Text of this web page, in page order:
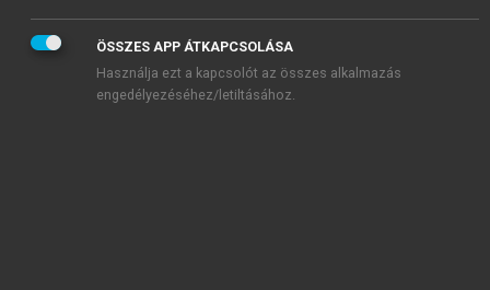
ÖSSZES APP ÁTKAPCSOLÁSA
Használja ezt a kapcsolót az összes alkalmazás
engedélyezéséhez/letiltásához.